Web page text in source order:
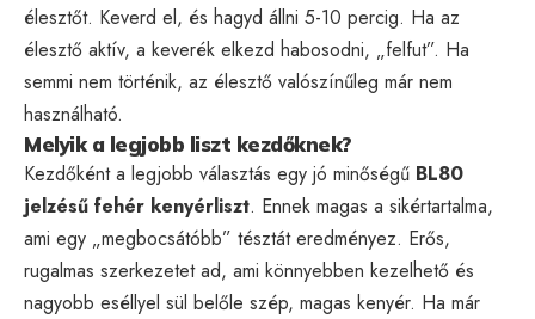
élesztőt. Keverd el, és hagyd állni 5-10 percig. Ha az
élesztő aktív, a keverék elkezd habosodni, „felfut”. Ha
semmi nem történik, az élesztő valószínűleg már nem
használható.
Melyik a legjobb liszt kezdőknek?
Kezdőként a legjobb választás egy jó minőségű BL80
jelzésű fehér kenyérliszt. Ennek magas a sikértartalma,
ami egy „megbocsátóbb” tésztát eredményez. Erős,
rugalmas szerkezetet ad, ami könnyebben kezelhető és
nagyobb eséllyel sül belőle szép, magas kenyér. Ha már